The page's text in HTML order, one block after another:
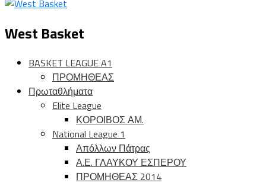
West Basket
BASKET LEAGUE A1
ΠΡΟΜΗΘΕΑΣ
Πρωταθλήματα
Elite League
ΚΟΡΟΙΒΟΣ ΑΜ.
National League 1
Απόλλων Πάτρας
Α.Ε. ΓΛΑΥΚΟΥ ΕΣΠΕΡΟΥ
ΠΡΟΜΗΘΕΑΣ 2014